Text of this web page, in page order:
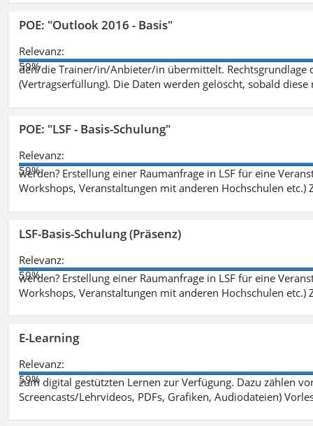
POE: "Outlook 2016 - Basis"
Relevanz:
59%
den/die Trainer/in/Anbieter/in übermittelt. Rechtsgrundlage
(Vertragserfüllung). Die Daten werden gelöscht, sobald
POE: "LSF - Basis-Schulung"
Relevanz:
59%
werden? Erstellung einer Raumanfrage in LSF für eine
Workshops, Veranstaltungen mit anderen Hochschulen etc.)
LSF-Basis-Schulung (Präsenz)
Relevanz:
59%
werden? Erstellung einer Raumanfrage in LSF für eine
Workshops, Veranstaltungen mit anderen Hochschulen etc.)
E-Learning
Relevanz:
59%
zum digital gestützten Lernen zur Verfügung. Dazu zählen
Screencasts/Lehrvideos, PDFs, Grafiken, Audiodateien)